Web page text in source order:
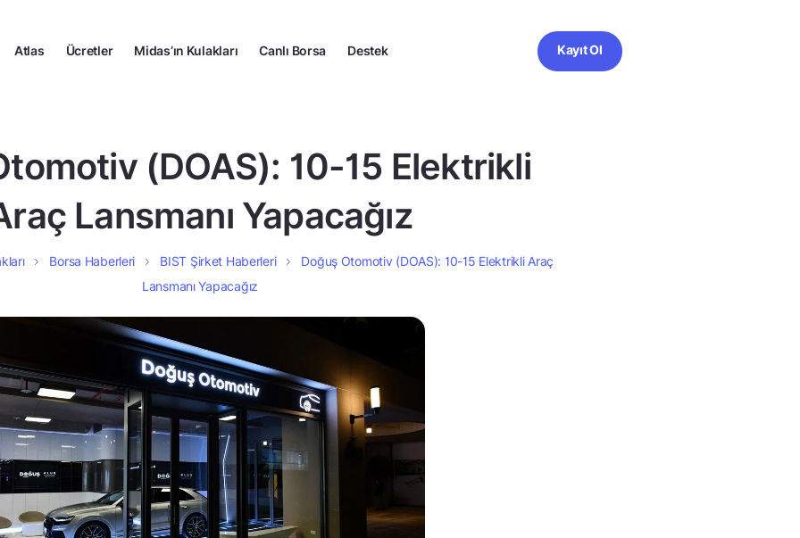
Atlas Ücretler Midas’ın Kulakları Canlı Borsa Destek Kayıt Ol
(DOAS): 10-15 Elektrikli
Lansmanı Yapacağız
Borsa Haberleri BIST Şirket Haberleri
Doğuş Otomotiv (DOAS): 10-15 Elektrikli Araç
Lansmanı Yapacağız